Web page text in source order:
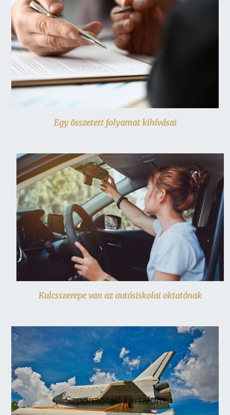
Egy összetett folyamat kihívásai
Kulcsszerepe van az autósiskolai oktatónak